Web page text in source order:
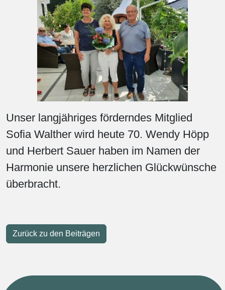
Unser langjähriges förderndes Mitglied
Sofia Walther wird heute 70. Wendy Höpp
und Herbert Sauer haben im Namen der
Harmonie unsere herzlichen Glückwünsche
überbracht.
Zurück zu den Beiträgen